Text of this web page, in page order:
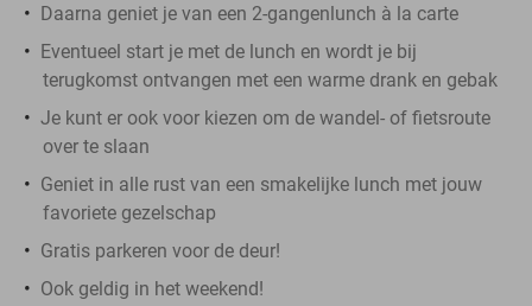
Daarna geniet je van een 2-gangenlunch à la carte
Eventueel start je met de lunch en wordt je bij
terugkomst ontvangen met een warme drank en gebak
Je kunt er ook voor kiezen om de wandel- of fietsroute
over te slaan
Geniet in alle rust van een smakelijke lunch met jouw
favoriete gezelschap
Gratis parkeren voor de deur!
Ook geldig in het weekend!